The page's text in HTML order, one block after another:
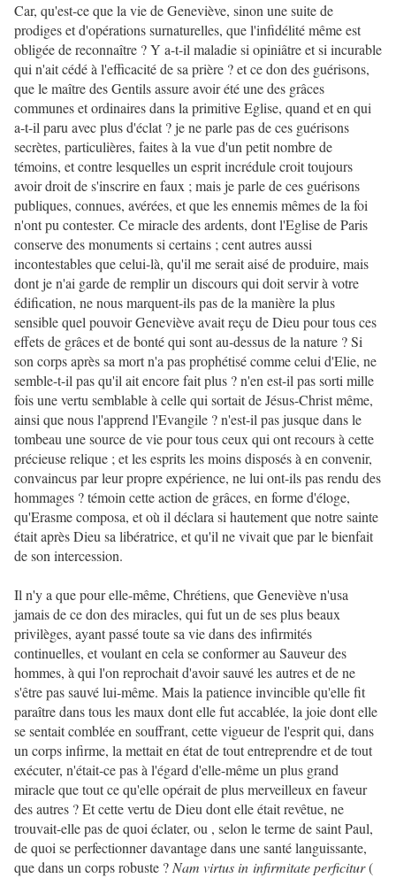
Car, qu'est-ce que la vie de Geneviève, sinon une suite de
prodiges et d'opérations surnaturelles, que l'infidélité même est
obligée de reconnaître ? Y a-t-il maladie si opiniâtre et si incurable
qui n'ait cédé à l'efficacité de sa prière ? et ce don des guérisons,
que le maître des Gentils assure avoir été une des grâces
communes et ordinaires dans la primitive Eglise, quand et en qui
a-t-il paru avec plus d'éclat ? je ne parle pas de ces guérisons
secrètes, particulières, faites à la vue d'un petit nombre de
témoins, et contre lesquelles un esprit incrédule croit toujours
avoir droit de s'inscrire en faux ; mais je parle de ces guérisons
publiques, connues, avérées, et que les ennemis mêmes de la foi
n'ont pu contester. Ce miracle des ardents, dont l'Eglise de Paris
conserve des monuments si certains ; cent autres aussi
incontestables que celui-là, qu'il me serait aisé de produire, mais
dont je n'ai garde de remplir un discours qui doit servir à votre
édification, ne nous marquent-ils pas de la manière la plus
sensible quel pouvoir Geneviève avait reçu de Dieu pour tous ces
effets de grâces et de bonté qui sont au-dessus de la nature ? Si
son corps après sa mort n'a pas prophétisé comme celui d'Elie, ne
semble-t-il pas qu'il ait encore fait plus ? n'en est-il pas sorti mille
fois une vertu semblable à celle qui sortait de Jésus-Christ même,
ainsi que nous l'apprend l'Evangile ? n'est-il pas jusque dans le
tombeau une source de vie pour tous ceux qui ont recours à cette
précieuse relique ; et les esprits les moins disposés à en convenir,
convaincus par leur propre expérience, ne lui ont-ils pas rendu des
hommages ? témoin cette action de grâces, en forme d'éloge,
qu'Erasme composa, et où il déclara si hautement que notre sainte
était après Dieu sa libératrice, et qu'il ne vivait que par le bienfait
de son intercession.
Il n'y a que pour elle-même, Chrétiens, que Geneviève n'usa
jamais de ce don des miracles, qui fut un de ses plus beaux
privilèges, ayant passé toute sa vie dans des infirmités
continuelles, et voulant en cela se conformer au Sauveur des
hommes, à qui l'on reprochait d'avoir sauvé les autres et de ne
s'être pas sauvé lui-même. Mais la patience invincible qu'elle fit
paraître dans tous les maux dont elle fut accablée, la joie dont elle
se sentait comblée en souffrant, cette vigueur de l'esprit qui, dans
un corps infirme, la mettait en état de tout entreprendre et de tout
exécuter, n'était-ce pas à l'égard d'elle-même un plus grand
miracle que tout ce qu'elle opérait de plus merveilleux en faveur
des autres ? Et cette vertu de Dieu dont elle était revêtue, ne
trouvait-elle pas de quoi éclater, ou , selon le terme de saint Paul,
de quoi se perfectionner davantage dans une santé languissante,
que dans un corps robuste ? Nam virtus in infirmitate perficitur(